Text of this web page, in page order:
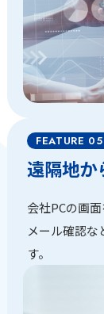
遠隔地か
会社PCの画
メール確認
す。